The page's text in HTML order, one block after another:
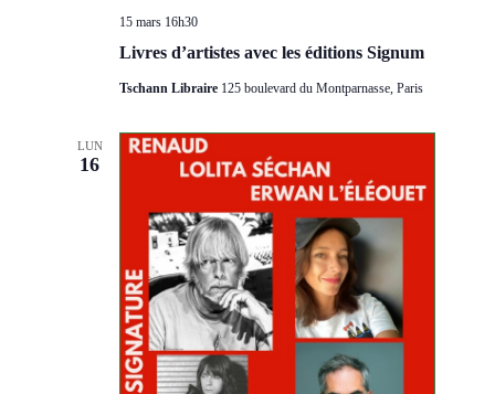
Livres d’artistes avec les éditions Signum
15 mars 16h30
Tschann Libraire 125 boulevard du Montparnasse, Paris
LUN
16